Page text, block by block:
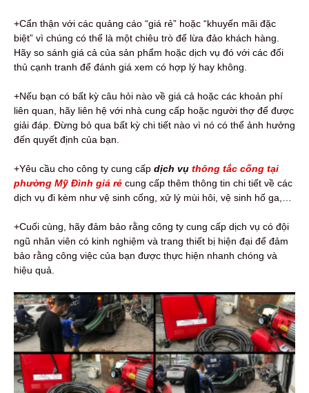
+Cẩn thận với các quảng cáo “giá rẻ” hoặc “khuyến mãi đặc
biệt” vì chúng có thể là một chiêu trò để lừa đảo khách hàng.
Hãy so sánh giá cả của sản phẩm hoặc dịch vụ đó với các đối
thủ cạnh tranh để đánh giá xem có hợp lý hay không.
+Nếu bạn có bất kỳ câu hỏi nào về giá cả hoặc các khoản phí
liên quan, hãy liên hệ với nhà cung cấp hoặc người thợ để được
giải đáp. Đừng bỏ qua bất kỳ chi tiết nào vì nó có thể ảnh hưởng
đến quyết định của bạn.
+Yêu cầu cho công ty cung cấp dịch vụ thông tắc cống tại
phường Mỹ Đình giá rẻ cung cấp thêm thông tin chi tiết về các
dịch vụ đi kèm như vệ sinh cống, xử lý mùi hôi, vệ sinh hố ga,…
+Cuối cùng, hãy đảm bảo rằng công ty cung cấp dịch vụ có đội
ngũ nhân viên có kinh nghiệm và trang thiết bị hiện đại để đảm
bảo rằng công việc của bạn được thực hiện nhanh chóng và
hiệu quả.